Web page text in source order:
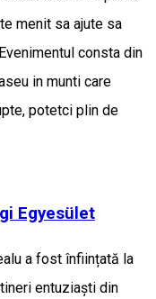
menit sa ajute sa
consta din
in munti care
potetci plin de
Egyesület
a fost înființată la
entuziaști din